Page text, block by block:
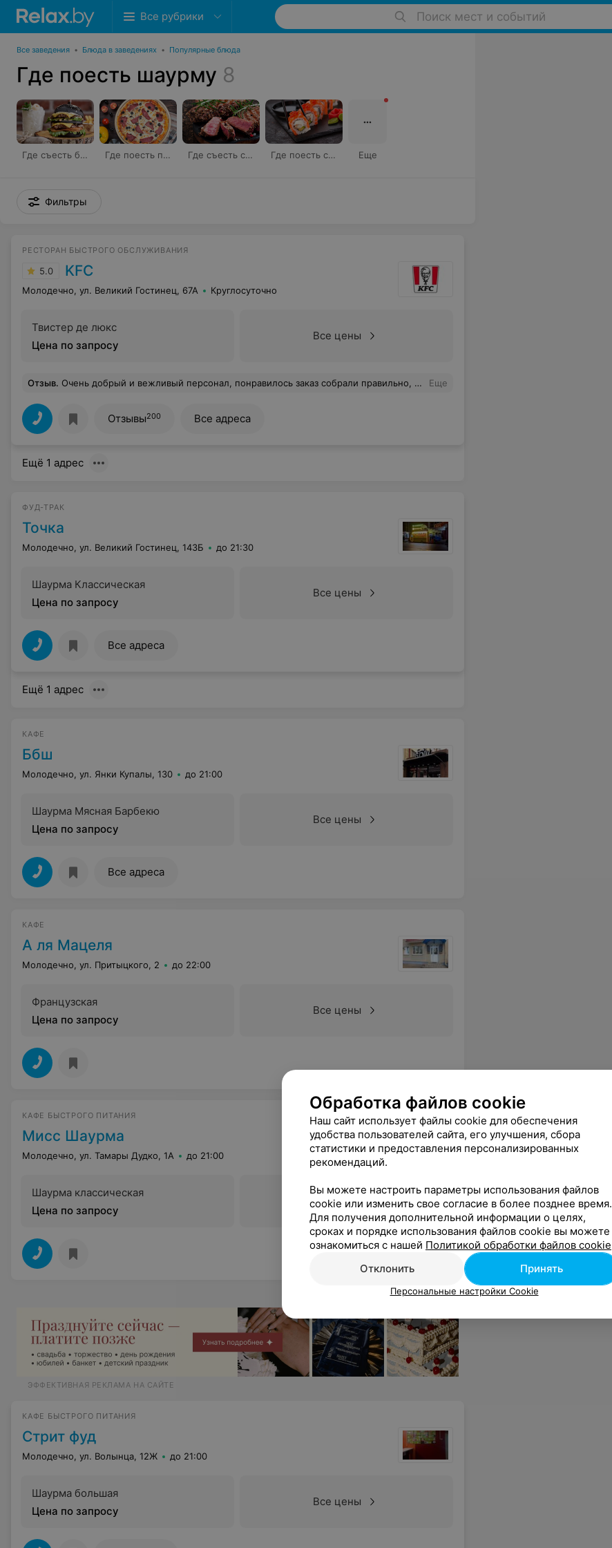
Все рубрики Поиск мест и событий
Все заведения • Блюда в заведениях • Популярные блюда
Где поесть шаурму 8
Где съесть бургер Где поесть пиццу Где съесть стейк Где поесть суши Еще
Фильтры
РЕСТОРАН БЫСТРОГО ОБСЛУЖИВАНИЯ
5.0 KFC
Молодечно, ул. Великий Гостинец, 67А Круглосуточно
Твистер де люкс
Цена по запросу
Все цены
Отзыв. Очень добрый и вежливый персонал, понравилось заказ собрали правильно, ничего не забыли, рекомендую Еще
Отзывы200 Все адреса
Ещё 1 адрес
ФУД-ТРАК
Точка
Молодечно, ул. Великий Гостинец, 143Б до 21:30
Шаурма Классическая
Цена по запросу
Все цены
Все адреса
Ещё 1 адрес
КАФЕ
Ббш
Молодечно, ул. Янки Купалы, 130 до 21:00
Шаурма Мясная Барбекю
Цена по запросу
Все цены
Все адреса
КАФЕ
А ля Мацеля
Молодечно, ул. Притыцкого, 2 до 22:00
Французская
Цена по запросу
Все цены
КАФЕ БЫСТРОГО ПИТАНИЯ
Мисс Шаурма
Молодечно, ул. Тамары Дудко, 1А до 21:00
Шаурма классическая
Цена по запросу
Все цены
ЭФФЕКТИВНАЯ РЕКЛАМА НА САЙТЕ
КАФЕ БЫСТРОГО ПИТАНИЯ
Стрит фуд
Молодечно, ул. Волынца, 12Ж до 21:00
Шаурма большая
Цена по запросу
Все цены
Обработка файлов cookie
Наш сайт использует файлы cookie для обеспечения
удобства пользователей сайта, его улучшения, сбора
статистики и предоставления персонализированных
рекомендаций.
Вы можете настроить параметры использования файлов
cookie или изменить свое согласие в более позднее время.
Для получения дополнительной информации о целях,
сроках и порядке использования файлов cookie вы можете
ознакомиться с нашей Политикой обработки файлов cookie
Отклонить
Принять
Персональные настройки Cookie